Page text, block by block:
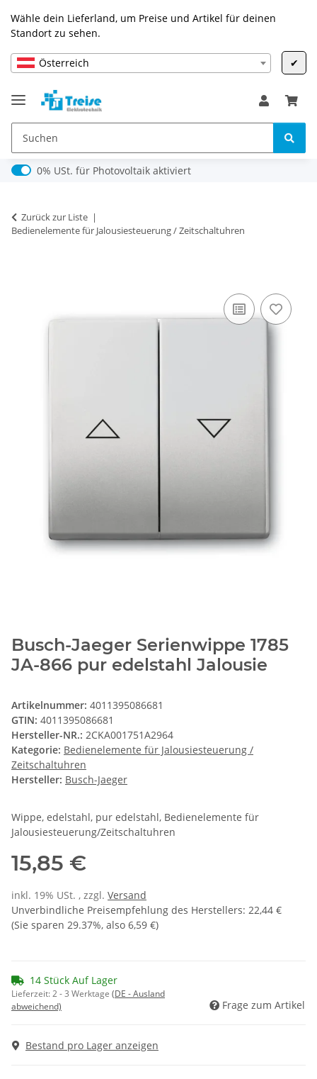
Wähle dein Lieferland, um Preise und Artikel für deinen
Standort zu sehen.
Österreich ✔
0% USt. für Photovoltaik (§ 12 Abs. 3 UStG)
0% USt. für Photovoltaik aktiviert
Zurück zur Liste
Bedienelemente für Jalousiesteuerung / Zeitschaltuhren
Busch-Jaeger Serienwippe 1785
JA-866 pur edelstahl Jalousie
Artikelnummer: 4011395086681
GTIN: 4011395086681
Hersteller-NR.: 2CKA001751A2964
Kategorie: Bedienelemente für Jalousiesteuerung /
Zeitschaltuhren
Hersteller: Busch-Jaeger
Wippe, edelstahl, pur edelstahl, Bedienelemente für
Jalousiesteuerung/Zeitschaltuhren
15,85 €
inkl. 19% USt. , zzgl. Versand
Unverbindliche Preisempfehlung des Herstellers: 22,44 €
(Sie sparen 29.37%, also 6,59 €)
14 Stück Auf Lager
Lieferzeit:2 - 3 Werktage (DE - Ausland
abweichend)
Frage zum Artikel
Bestand pro Lager anzeigen